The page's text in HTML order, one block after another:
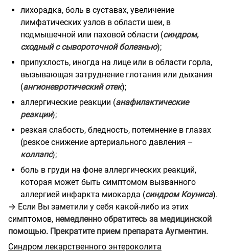
лихорадка, боль в суставах, увеличение
лимфатических узлов в области шеи, в
подмышечной или паховой области (синдром,
сходный с сывороточной болезнью);
припухлость, иногда на лице или в области горла,
вызывающая затруднение глотания или дыхания
(ангионевротический отек);
аллергические реакции (анафилактические
реакции);
резкая слабость, бледность, потемнение в глазах
(резкое снижение артериального давления –
коллапс);
боль в груди на фоне аллергических реакций,
которая может быть симптомом вызванного
аллергией инфаркта миокарда (синдром Коуниса).
→ Если Вы заметили у себя какой-либо из этих
симптомов, немедленно обратитесь за медицинской
помощью. Прекратите прием препарата Аугментин.
Синдром лекарственного энтероколита